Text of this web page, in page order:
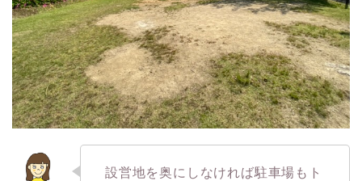
設営地を奥にしなければ駐車場もト